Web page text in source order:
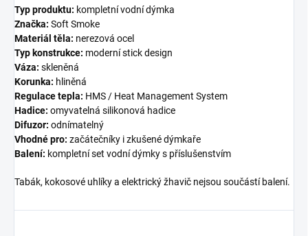
Typ produktu: kompletní vodní dýmka
Značka: Soft Smoke
Materiál těla: nerezová ocel
Typ konstrukce: moderní stick design
Váza: skleněná
Korunka: hliněná
Regulace tepla: HMS / Heat Management System
Hadice: omyvatelná silikonová hadice
Difuzor: odnímatelný
Vhodné pro: začátečníky i zkušené dýmkaře
Balení: kompletní set vodní dýmky s příslušenstvím
Tabák, kokosové uhlíky a elektrický žhavič nejsou součástí balení.